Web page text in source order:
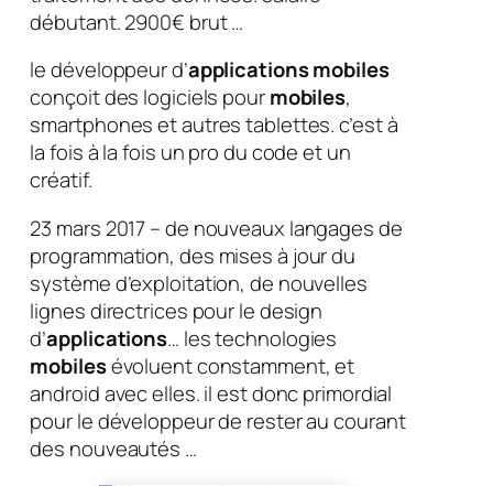
débutant. 2900€ brut …
le développeur d’applications mobiles
conçoit des logiciels pourmobiles,
smartphones et autres tablettes. c’est à
la fois à la fois un pro du code et un
créatif.
23 mars 2017 – de nouveaux langages de
programmation, des mises à jour du
système d’exploitation, de nouvelles
lignes directrices pour le design
d’applications… les technologies
mobilesévoluent constamment, et
android avec elles. il est donc primordial
pour le développeur de rester au courant
des nouveautés …